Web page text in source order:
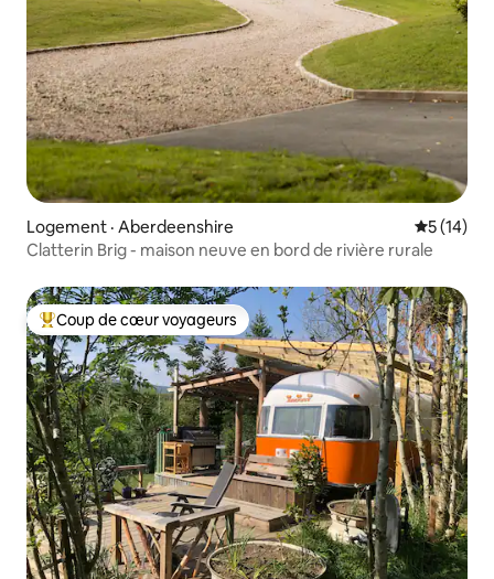
Logement · Aberdeenshire Note
5 (14)
Clatterin Brig - maison neuve en bord de rivière rurale
Coup de cœur voyageurs parmi les plus aimés
Coup de cœur voyageurs